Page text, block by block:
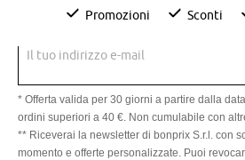
Promozioni Sconti
Il tuo indirizzo e-mail
* Offerta valida per 30 giorni a partire dalla
ordini superiori a 40 €. Non cumulabile con
** Riceverai la newsletter di bonprix S.r.l. con
momento e offerte personalizzate. Puoi